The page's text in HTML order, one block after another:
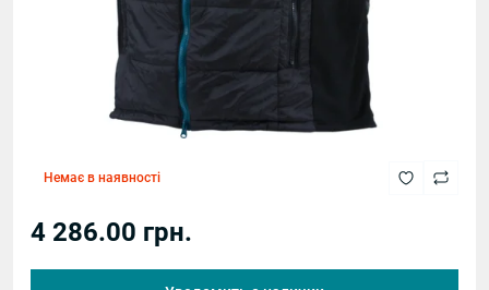
Немає в наявності
4 286.00 грн.